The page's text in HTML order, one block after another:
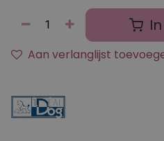
Aan verlanglijst